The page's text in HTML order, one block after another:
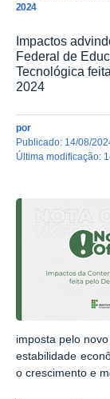
2024
Impactos
Federal de
Tecnológica
2024
por
publicado: 14/08/
última modificação:
imposta pelo
estabilidade
o crescimento e